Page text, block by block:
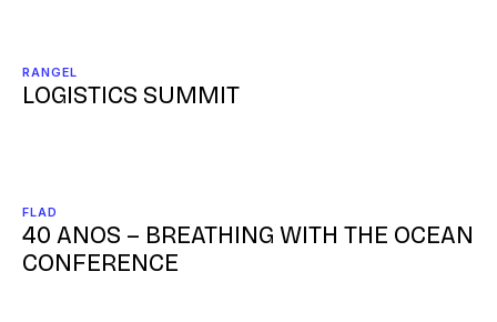
RANGEL
LOGISTICS SUMMIT
FLAD
40 ANOS – BREATHING WITH THE OCEAN
CONFERENCE